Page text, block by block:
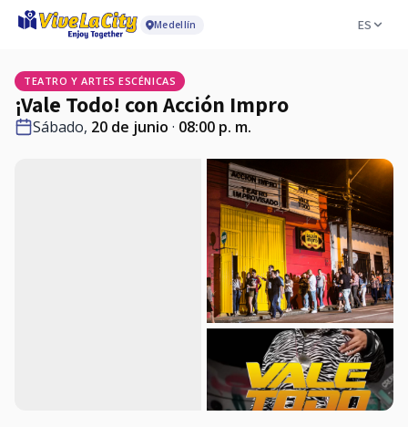
Medellín ES
TEATRO Y ARTES ESCÉNICAS
¡Vale Todo! con Acción Impro
Sábado, 20 de junio · 08:00 p. m.